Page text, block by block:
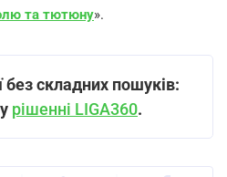
та тютюну».
без складних пошуків:
рішенні LIGA360.